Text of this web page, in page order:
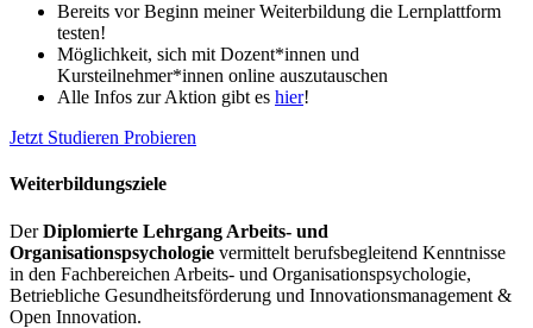
Bereits vor Beginn meiner Weiterbildung die Lernplattform
testen!
Möglichkeit, sich mit Dozent*innen und
Kursteilnehmer*innen online auszutauschen
Alle Infos zur Aktion gibt es hier!
Jetzt Studieren Probieren
Weiterbildungsziele
DerDiplomierte Lehrgang Arbeits- und
Organisationspsychologie vermittelt berufsbegleitend Kenntnisse
in den Fachbereichen Arbeits- und Organisationspsychologie,
Betriebliche Gesundheitsförderung und Innovationsmanagement &
Open Innovation.